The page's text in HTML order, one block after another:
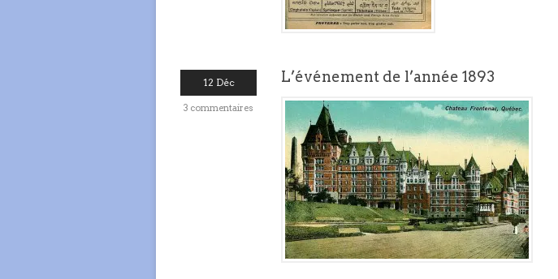
12 Déc
3 commentaires
L’événement de l’année 1893